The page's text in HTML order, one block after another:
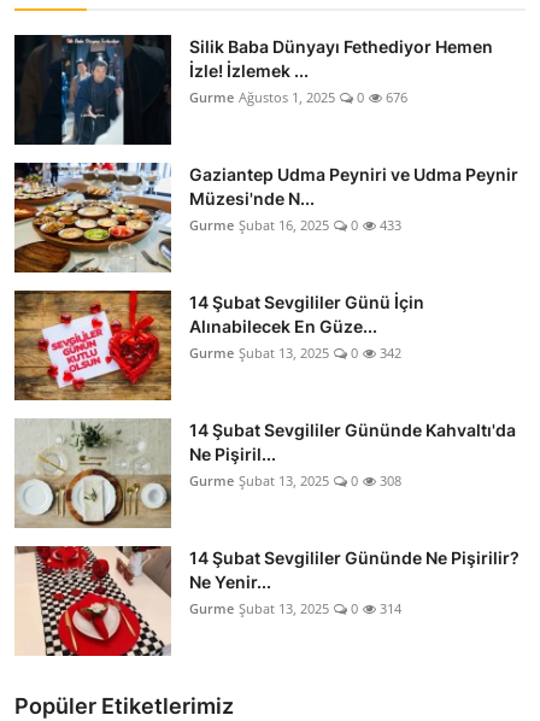
Silik Baba Dünyayı Fethediyor Hemen
İzle! İzlemek ...
Gurme Ağustos 1, 2025 0 676
Gaziantep Udma Peyniri ve Udma Peynir
Müzesi'nde N...
Gurme Şubat 16, 2025 0 433
14 Şubat Sevgililer Günü İçin
Alınabilecek En Güze...
Gurme Şubat 13, 2025 0 342
14 Şubat Sevgililer Gününde Kahvaltı'da
Ne Pişiril...
Gurme Şubat 13, 2025 0 308
14 Şubat Sevgililer Gününde Ne Pişirilir?
Ne Yenir...
Gurme Şubat 13, 2025 0 314
Popüler Etiketlerimiz